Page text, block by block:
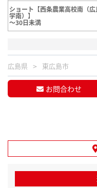
ショート【西条農業高校南（
学南）】
～30日未満
広島県 東広島市
お問合わせ